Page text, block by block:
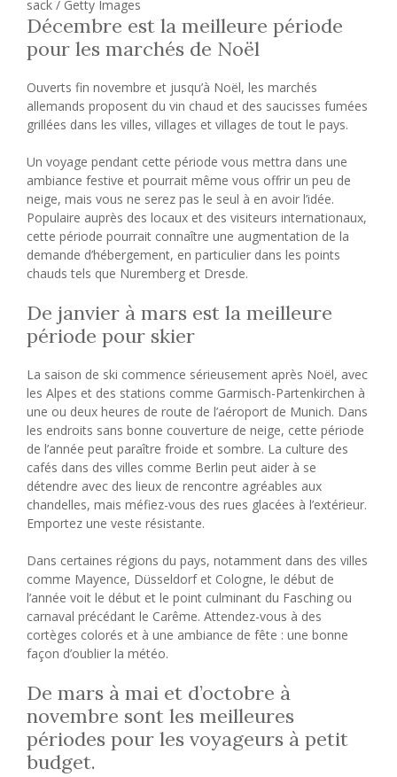
sack / Getty Images
Décembre est la meilleure période
pour les marchés de Noël
Ouverts fin novembre et jusqu’à Noël, les marchés
allemands proposent du vin chaud et des saucisses fumées
grillées dans les villes, villages et villages de tout le pays.
Un voyage pendant cette période vous mettra dans une
ambiance festive et pourrait même vous offrir un peu de
neige, mais vous ne serez pas le seul à en avoir l’idée.
Populaire auprès des locaux et des visiteurs internationaux,
cette période pourrait connaître une augmentation de la
demande d’hébergement, en particulier dans les points
chauds tels que Nuremberg et Dresde.
De janvier à mars est la meilleure
période pour skier
La saison de ski commence sérieusement après Noël, avec
les Alpes et des stations comme Garmisch-Partenkirchen à
une ou deux heures de route de l’aéroport de Munich. Dans
les endroits sans bonne couverture de neige, cette période
de l’année peut paraître froide et sombre. La culture des
cafés dans des villes comme Berlin peut aider à se
détendre avec des lieux de rencontre agréables aux
chandelles, mais méfiez-vous des rues glacées à l’extérieur.
Emportez une veste résistante.
Dans certaines régions du pays, notamment dans des villes
comme Mayence, Düsseldorf et Cologne, le début de
l’année voit le début et le point culminant du Fasching ou
carnaval précédant le Carême. Attendez-vous à des
cortèges colorés et à une ambiance de fête : une bonne
façon d’oublier la météo.
De mars à mai et d’octobre à
novembre sont les meilleures
périodes pour les voyageurs à petit
budget.